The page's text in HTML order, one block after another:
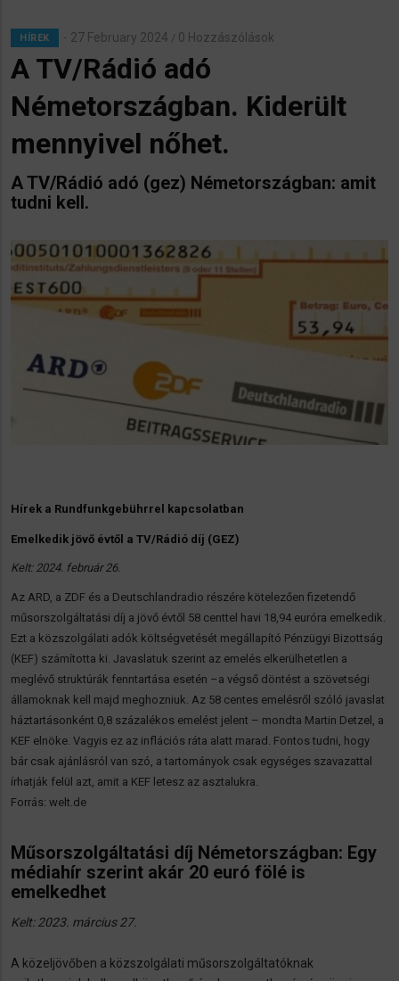
HÍREK 27 February 2024 / 0 Hozzászólások
A TV/Rádió adó
Németországban. Kiderült
mennyivel nőhet.
A TV/Rádió adó (gez) Németországban: amit
tudni kell.
Hírek a Rundfunkgebührrel kapcsolatban
Emelkedik jövő évtől a TV/Rádió díj (GEZ)
Kelt: 2024. február 26.
Az ARD, a ZDF és a Deutschlandradio részére kötelezően fizetendő
műsorszolgáltatási díj a jövő évtől 58 centtel havi 18,94 euróra emelkedik.
Ezt a közszolgálati adók költségvetését megállapító Pénzügyi Bizottság
(KEF) számította ki. Javaslatuk szerint az emelés elkerülhetetlen a
meglévő struktúrák fenntartása esetén –a végső döntést a szövetségi
államoknak kell majd meghozniuk. Az 58 centes emelésről szóló javaslat
háztartásonként 0,8 százalékos emelést jelent – mondta Martin Detzel, a
KEF elnöke. Vagyis ez az inflációs ráta alatt marad. Fontos tudni, hogy
bár csak ajánlásról van szó, a tartományok csak egységes szavazattal
írhatják felül azt, amit a KEF letesz az asztalukra.
Forrás: welt.de
Műsorszolgáltatási díj Németországban: Egy
médiahír szerint akár 20 euró fölé is
emelkedhet
Kelt: 2023. március 27.
A közeljövőben a közszolgálati műsorszolgáltatóknak